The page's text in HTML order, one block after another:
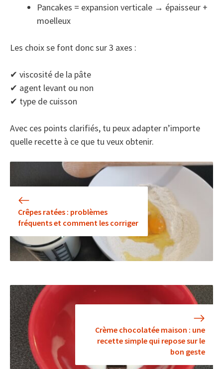
Pancakes = expansion verticale → épaisseur +
moelleux
Les choix se font donc sur 3 axes :
✔ viscosité de la pâte
✔ agent levant ou non
✔ type de cuisson
Avec ces points clarifiés, tu peux adapter n’importe
quelle recette à ce que tu veux obtenir.
Crêpes ratées : problèmes
fréquents et comment les corriger
Crème chocolatée maison : une
recette simple qui repose sur le
bon geste